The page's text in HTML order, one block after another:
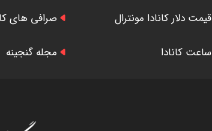
قیمت دلار کانادا مونترال صرافی های
ساعت کانادا مجله گنجینه